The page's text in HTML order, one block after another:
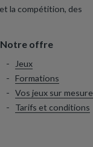
la compétition, des
Notre offre
Jeux
Formations
Vos jeux sur mesure
Tarifs et conditions